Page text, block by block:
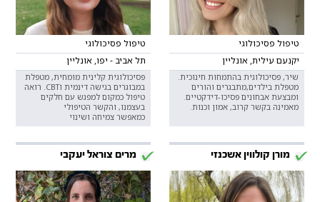
טיפול פסיכולוגי
יקנעם עילית, אונליין
שיר, פסיכולוגית בהתמחות חינוכית.
מטפלת בילדים,מתבגרים והורים
ומבצעת אבחונים פסיכו-דידקטיים.
מאמינה בקשר קרוב, אמון וכנות.
טיפול פסיכולוגי
תל אביב - יפו, אונליין
פסיכולוגית קלינית מומחית, מטפלת
במבוגרים בגישה דינמית וCBT. רואה
טיפול כמקום למפגש עם חלקים
בעצמנו, והקשר הטיפולי
כמאפשר צמיחה ושינוי
מורן קולווין אשכנזי מרים צוראל יעקבי